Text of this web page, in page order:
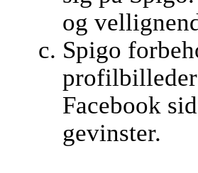
og
Spigo
profilbilleder
Facebook
gevinster.